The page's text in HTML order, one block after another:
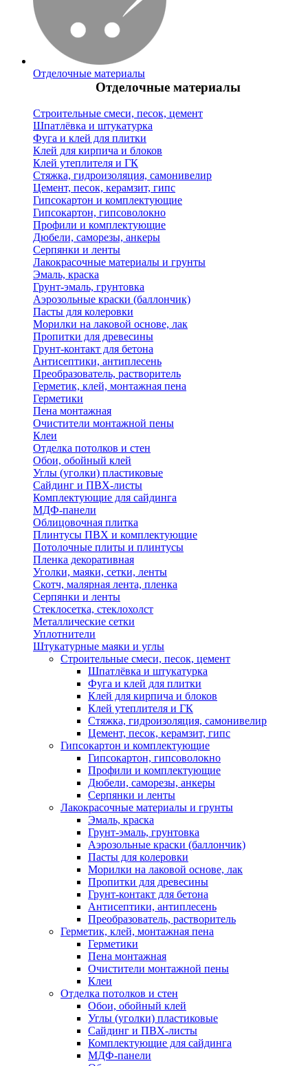
Отделочные материалы
Отделочные материалы
Строительные смеси, песок, цемент
Шпатлёвка и штукатурка
Фуга и клей для плитки
Клей для кирпича и блоков
Клей утеплителя и ГК
Стяжка, гидроизоляция, самонивелир
Цемент, песок, керамзит, гипс
Гипсокартон и комплектующие
Гипсокартон, гипсоволокно
Профили и комплектующие
Дюбели, саморезы, анкеры
Серпянки и ленты
Лакокрасочные материалы и грунты
Эмаль, краска
Грунт-эмаль, грунтовка
Аэрозольные краски (баллончик)
Пасты для колеровки
Морилки на лаковой основе, лак
Пропитки для древесины
Грунт-контакт для бетона
Антисептики, антиплесень
Преобразователь, растворитель
Герметик, клей, монтажная пена
Герметики
Пена монтажная
Очистители монтажной пены
Клеи
Отделка потолков и стен
Обои, обойный клей
Углы (уголки) пластиковые
Сайдинг и ПВХ-листы
Комплектующие для сайдинга
МДФ-панели
Облицовочная плитка
Плинтусы ПВХ и комплектующие
Потолочные плиты и плинтусы
Пленка декоративная
Уголки, маяки, сетки, ленты
Скотч, малярная лента, пленка
Серпянки и ленты
Стеклосетка, стеклохолст
Металлические сетки
Уплотнители
Штукатурные маяки и углы
Строительные смеси, песок, цемент
Шпатлёвка и штукатурка
Фуга и клей для плитки
Клей для кирпича и блоков
Клей утеплителя и ГК
Стяжка, гидроизоляция, самонивелир
Цемент, песок, керамзит, гипс
Гипсокартон и комплектующие
Гипсокартон, гипсоволокно
Профили и комплектующие
Дюбели, саморезы, анкеры
Серпянки и ленты
Лакокрасочные материалы и грунты
Эмаль, краска
Грунт-эмаль, грунтовка
Аэрозольные краски (баллончик)
Пасты для колеровки
Морилки на лаковой основе, лак
Пропитки для древесины
Грунт-контакт для бетона
Антисептики, антиплесень
Преобразователь, растворитель
Герметик, клей, монтажная пена
Герметики
Пена монтажная
Очистители монтажной пены
Клеи
Отделка потолков и стен
Обои, обойный клей
Углы (уголки) пластиковые
Сайдинг и ПВХ-листы
Комплектующие для сайдинга
МДФ-панели